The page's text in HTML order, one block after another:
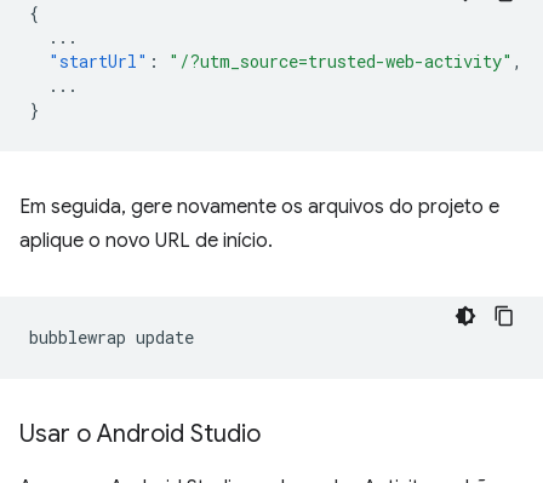
{
...
"startUrl" : "/?utm_source=trusted-web-activity" ,
...
}
Em seguida, gere novamente os arquivos do projeto e
aplique o novo URL de início.
bubblewrap
Usar o Android Studio